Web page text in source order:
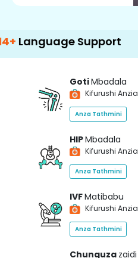
Support 500+
GotiMbadala
Kifurushi Anzia
Anza Tathmini
HIPMbadala
Kifurushi Anzia
Anza Tathmini
IVFMatibabu
Kifurushi Anzia
Anza Tathmini
Chunguza zaidi